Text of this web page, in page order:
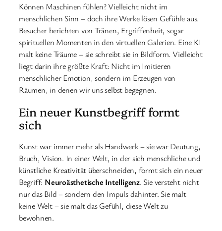
Können Maschinen fühlen? Vielleicht nicht im
menschlichen Sinn – doch ihre Werke lösen Gefühle aus.
Besucher berichten von Tränen, Ergriffenheit, sogar
spirituellen Momenten in den virtuellen Galerien. Eine KI
malt keine Träume – sie schreibt sie in Bildform. Vielleicht
liegt darin ihre größte Kraft: Nicht im Imitieren
menschlicher Emotion, sondern im Erzeugen von
Räumen, in denen wir uns selbst begegnen.
Ein neuer Kunstbegriff formt
sich
Kunst war immer mehr als Handwerk – sie war Deutung,
Bruch, Vision. In einer Welt, in der sich menschliche und
künstliche Kreativität überschneiden, formt sich ein neuer
Begriff: Neuroästhetische Intelligenz. Sie versteht nicht
nur das Bild – sondern den Impuls dahinter. Sie malt
keine Welt – sie malt das Gefühl, diese Welt zu
bewohnen.